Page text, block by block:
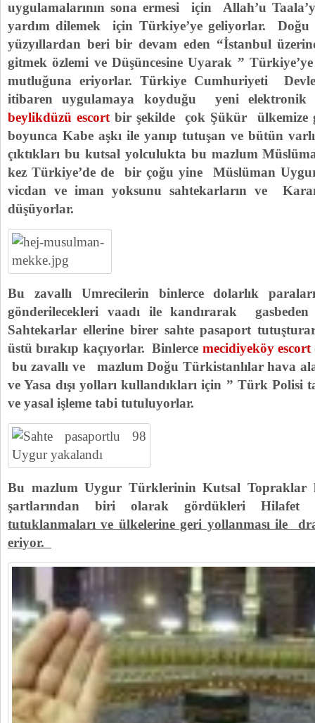
uygulamalarının sona ermesi için Allah’u
yardım dilemek için Türkiye’ye geliyorlar. Doğu
yüzyıllardan beri bir devam eden “İstanbul
gitmek özlemi ve Düşüncesine Uyarak ”
mutluğuna eriyorlar. Türkiye Cumhuriyeti
itibaren uygulamaya koyduğu yeni
beylikdüzü escort bir şekilde çok Şükür ülkemize
boyunca Kabe aşkı ile yanıp tutuşan ve bütün
çıktıkları bu kutsal yolculukta bu mazlum
kez Türkiye’de de bir çoğu yine Müslüman
vicdan ve iman yoksunu sahtekarların ve
düşüyorlar.
Bu zavallı Umrecilerin binlerce dolarlık
gönderilecekleri vaadı ile kandırarak
Sahtekarlar ellerine birer sahte pasaport
üstü bırakıp kaçıyorlar. Binlerce mecidiyeköy escort
bu zavallı ve mazlum Doğu Türkistanlılar hava
ve Yasa dışı yolları kullandıkları için ” Türk
ve yasal işleme tabi tutuluyorlar.
Bu mazlum Uygur Türklerinin Kutsal Topraklar
şartlarından biri olarak gördükleri Hilafet
tutuklanmaları ve ülkelerine geri yollanması ile
eriyor.